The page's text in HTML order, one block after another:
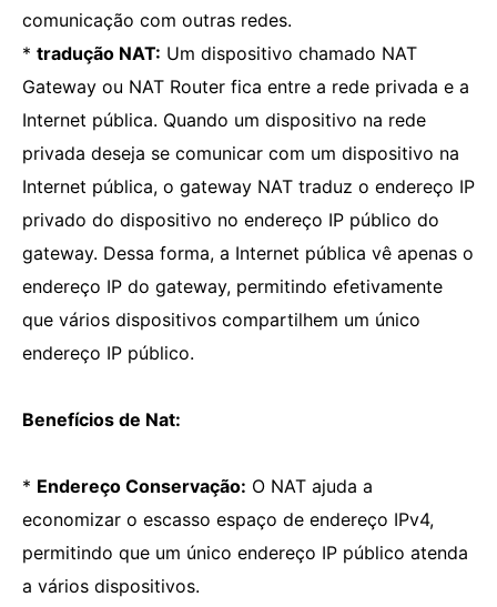
comunicação com outras redes.
* tradução NAT: Um dispositivo chamado NAT
Gateway ou NAT Router fica entre a rede privada e a
Internet pública. Quando um dispositivo na rede
privada deseja se comunicar com um dispositivo na
Internet pública, o gateway NAT traduz o endereço IP
privado do dispositivo no endereço IP público do
gateway. Dessa forma, a Internet pública vê apenas o
endereço IP do gateway, permitindo efetivamente
que vários dispositivos compartilhem um único
endereço IP público.
Benefícios de Nat:
* Endereço Conservação: O NAT ajuda a
economizar o escasso espaço de endereço IPv4,
permitindo que um único endereço IP público atenda
a vários dispositivos.